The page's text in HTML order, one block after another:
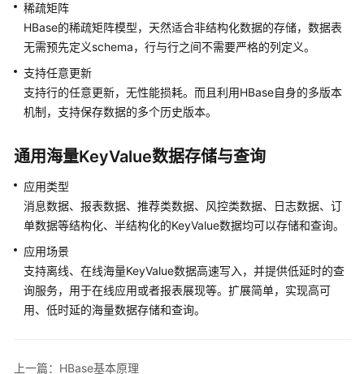
优
势
应
用
产
功
能
HBase
HBase
基
稀疏矩阵
HBase的稀疏矩阵模型，天然适合非结构化数据的存储，数据表
无需预先定义schema，行与行之间不需要严格的列定义。
支持任意更新
支持行的任意更新，无性能损耗。而且利用HBase自身的多版本
机制，支持保存数据的多个历史版本。
通用海量KeyValue数据存储与查询
应用类型
消息数据、报表数据、推荐类数据、风控类数据、日志数据、订
单数据等结构化、半结构化的KeyValue数据均可以存储和查询。
应用场景
支持离线、在线海量KeyValue数据高速写入，并提供低延时的查
询服务，用于在线应用或者报表展现等。扩展简单，实现高可
用、低时延的海量数据存储和查询。
上一篇：HBase基本原理